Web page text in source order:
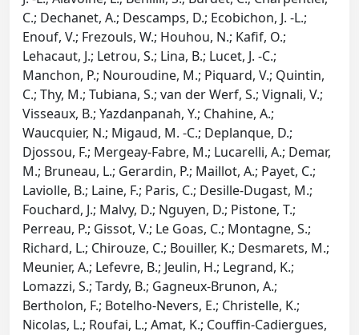
C.; Dechanet, A.; Descamps, D.; Ecobichon, J. -L.;
Enouf, V.; Frezouls, W.; Houhou, N.; Kafif, O.;
Lehacaut, J.; Letrou, S.; Lina, B.; Lucet, J. -C.;
Manchon, P.; Nouroudine, M.; Piquard, V.; Quintin,
C.; Thy, M.; Tubiana, S.; van der Werf, S.; Vignali, V.;
Visseaux, B.; Yazdanpanah, Y.; Chahine, A.;
Waucquier, N.; Migaud, M. -C.; Deplanque, D.;
Djossou, F.; Mergeay-Fabre, M.; Lucarelli, A.; Demar,
M.; Bruneau, L.; Gerardin, P.; Maillot, A.; Payet, C.;
Laviolle, B.; Laine, F.; Paris, C.; Desille-Dugast, M.;
Fouchard, J.; Malvy, D.; Nguyen, D.; Pistone, T.;
Perreau, P.; Gissot, V.; Le Goas, C.; Montagne, S.;
Richard, L.; Chirouze, C.; Bouiller, K.; Desmarets, M.;
Meunier, A.; Lefevre, B.; Jeulin, H.; Legrand, K.;
Lomazzi, S.; Tardy, B.; Gagneux-Brunon, A.;
Bertholon, F.; Botelho-Nevers, E.; Christelle, K.;
Nicolas, L.; Roufai, L.; Amat, K.; Couffin-Cadiergues,